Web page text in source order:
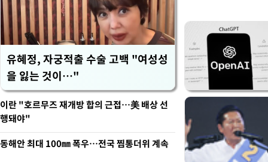
유혜정, 자궁적출 수술 고백 "여성성
을 잃는 것이…"
이란 "호르무즈 재개방 합의 근접…美 배상 선
행돼야"
동해안 최대 100㎜ 폭우…전국 찜통더위 계속